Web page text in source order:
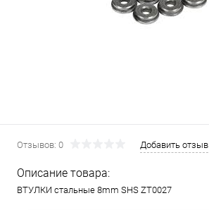
Отзывов: 0 Добавить отзыв
Описание товара:
ВТУЛКИ стальные 8mm SHS ZT0027